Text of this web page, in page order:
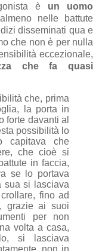
è un uomo
nelle battute
disseminati qua e
che non è per nulla
eccezionale,
che fa quasi
che, prima
la porta in
forte davanti al
possibilità lo
capitava che
che cioè si
in faccia,
se lo portava
sua si lasciava
fino ad
grazie ai suoi
per non
volta a casa,
si lasciava